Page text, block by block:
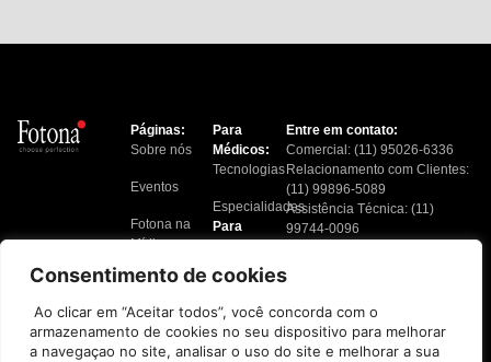
Consentimento de cookies
Ao clicar em “Aceitar todos”, você concorda com o
armazenamento de cookies no seu dispositivo para melhorar
a navegaçao no site, analisar o uso do site e melhorar a sua
Páginas:
Sobre nós
Eventos
Fotona na
Mídia
Blog
Contato
Para
Médicos:
Tecnologias
Especialidades
Para
Tratamentos
Localizar
Clínicas
Entre em contato:
Comercial: (11) 95026-6336
Relacionamento com Clientes:
(11) 99896-5089
Assistência Técnica: (11)
99744-0096